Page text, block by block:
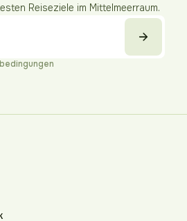
Reiseziele im Mittelmeerraum.